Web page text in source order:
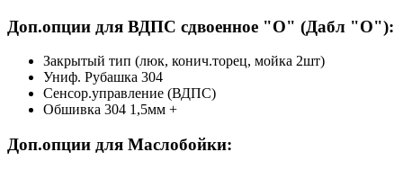
Доп.опции для ВДПС сдвоенное "О" (Дабл "О"):
Закрытый тип (люк, конич.торец, мойка 2шт)
Униф. Рубашка 304
Сенсор.управление (ВДПС)
Обшивка 304 1,5мм +
Доп.опции для Маслобойки: